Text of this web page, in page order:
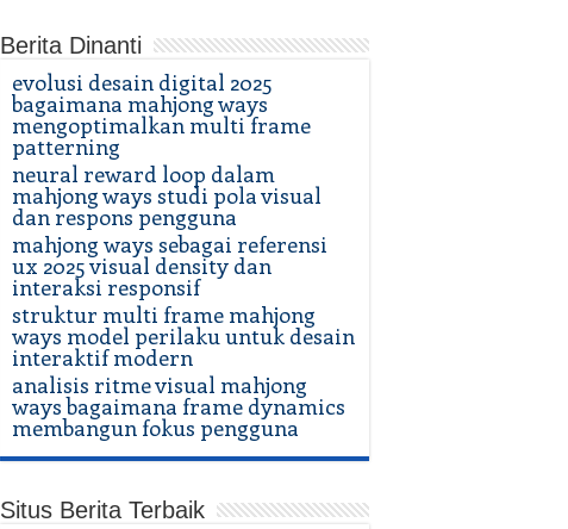
Berita Dinanti
evolusi desain digital 2025
bagaimana mahjong ways
mengoptimalkan multi frame
patterning
neural reward loop dalam
mahjong ways studi pola visual
dan respons pengguna
mahjong ways sebagai referensi
ux 2025 visual density dan
interaksi responsif
struktur multi frame mahjong
ways model perilaku untuk desain
interaktif modern
analisis ritme visual mahjong
ways bagaimana frame dynamics
membangun fokus pengguna
Situs Berita Terbaik